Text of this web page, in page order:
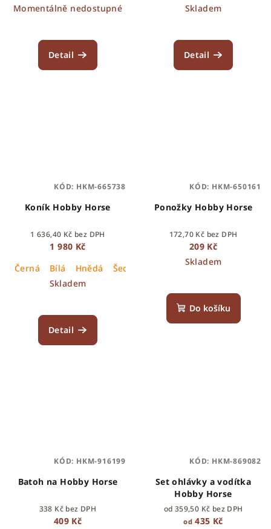
Momentálně nedostupné
Detail
Skladem
Detail
Koník Hobby Horse
1 636,40 Kč bez DPH
1 980 Kč
Černá
Bílá Hnědá Šedá černá/bílá
Skladem
Detail
KÓD: HKM-665738
Ponožky Hobby Horse
172,70 Kč bez DPH
209 Kč
Skladem
Do košíku
KÓD: HKM-650161
Batoh na Hobby Horse
338 Kč bez DPH
409 Kč
KÓD: HKM-916199
Set ohlávky a vodítka
Hobby Horse
od 359,50 Kč bez DPH
od 435 Kč
KÓD: HKM-869082